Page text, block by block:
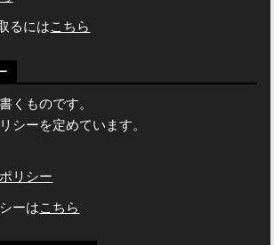
るにはこちら
くものです。
シーを定めています。
リシー
ーはこちら